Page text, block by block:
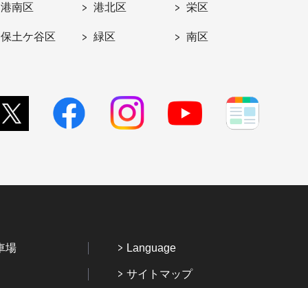
港南区 港北区 栄区
保土ケ谷区 緑区 南区
場 Language
サイトマップ